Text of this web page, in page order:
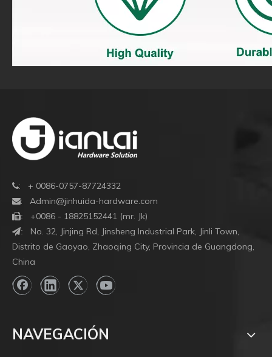
: + 0086-0757-87724332
: Admin@jinhuida-hardware.com
: +0086 - 18825152441 (mr. Jk)
: No. 32, Jinjing Rd, Jinsheng Industrial Park, Jinli Town,
Distrito de Gaoyao, Zhaoqing City, Provincia de Guangdong,
China
NAVEGACIÓN